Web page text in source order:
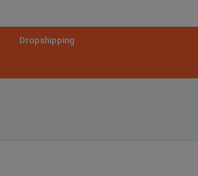
Dropshipping